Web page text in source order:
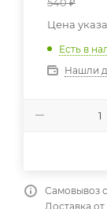
Цена
Есть в
Нашли
Самовывоз
Доставка